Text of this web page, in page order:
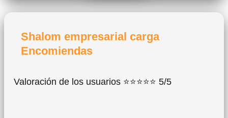
Shalom empresarial carga
Encomiendas
Valoración de los usuarios ⭐⭐⭐⭐⭐ 5/5